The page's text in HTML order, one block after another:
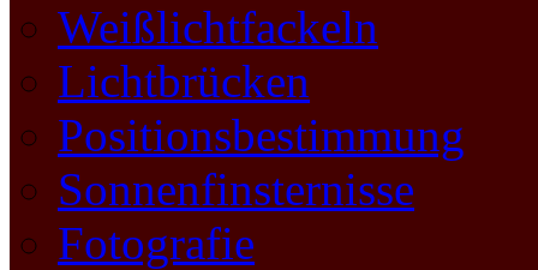
Weißlichtfackeln
Lichtbrücken
Positionsbestimmung
Sonnenfinsternisse
Fotografie